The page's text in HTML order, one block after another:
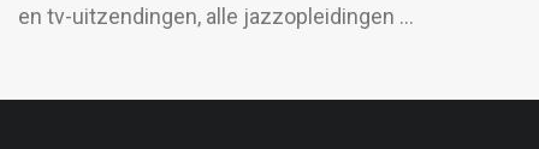
en tv-uitzendingen, alle jazzopleidingen …